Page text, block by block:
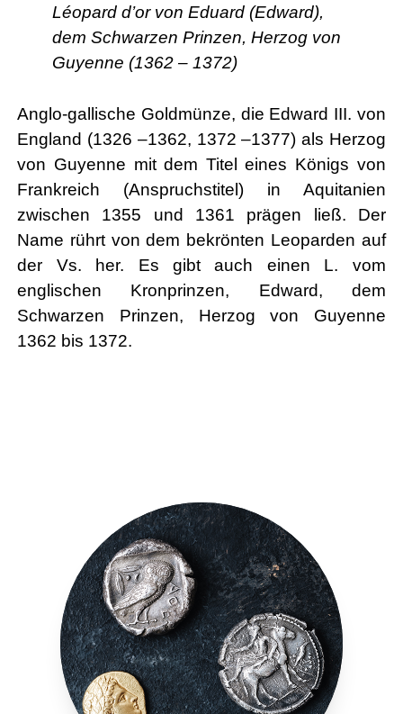
Léopard d’or von Eduard (Edward),
dem Schwarzen Prinzen, Herzog von
Guyenne (1362 – 1372)
Anglo-gallische Goldmünze, die Edward III. von
England (1326 –1362, 1372 –1377) als Herzog
von Guyenne mit dem Titel eines Königs von
Frankreich (Anspruchstitel) in Aquitanien
zwischen 1355 und 1361 prägen ließ. Der
Name rührt von dem bekrönten Leoparden auf
der Vs. her. Es gibt auch einen L. vom
englischen Kronprinzen, Edward, dem
Schwarzen Prinzen, Herzog von Guyenne
1362 bis 1372.